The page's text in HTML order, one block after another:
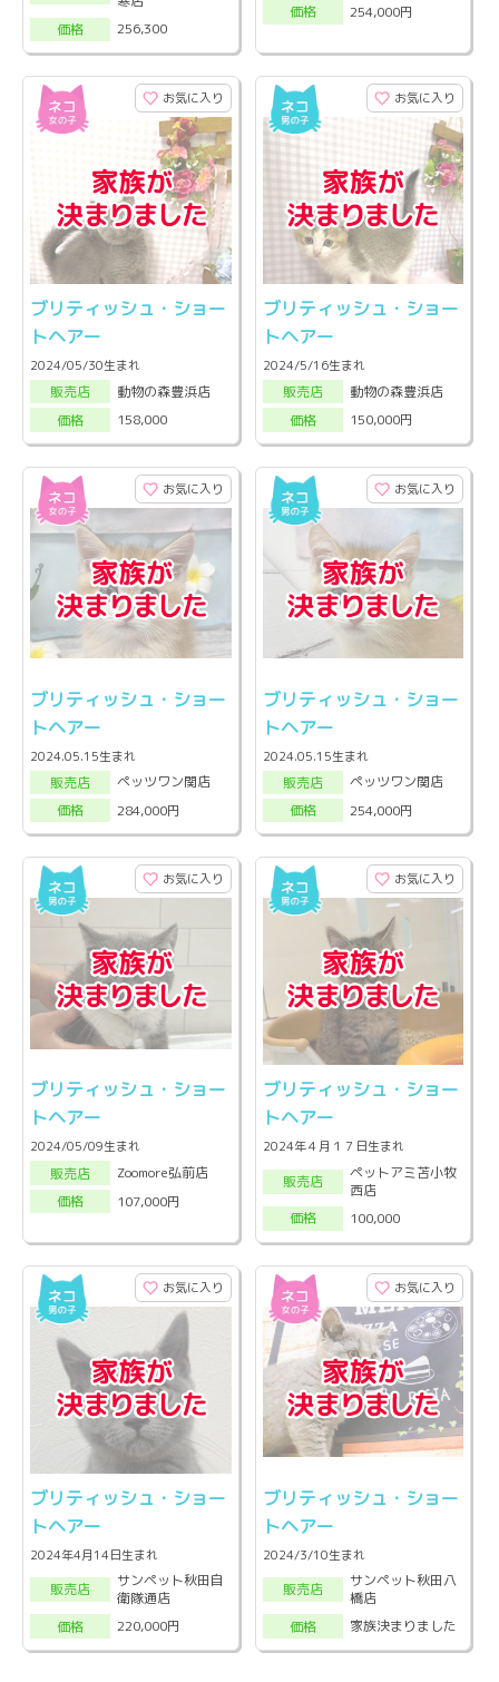
価格
256,300
価格 254,000円
お気に入り
ブリティッシュ・ショー
トヘアー
2024/05/30生まれ
販売店
動物の森豊浜店
価格
158,000
お気に入り
ブリティッシュ・ショー
トヘアー
2024/5/16生まれ
販売店
動物の森豊浜店
価格
150,000円
お気に入り
ブリティッシュ・ショー
トヘアー
2024.05.15生まれ
販売店
ペッツワン関店
価格
284,000円
お気に入り
ブリティッシュ・ショー
トヘアー
2024.05.15生まれ
販売店
ペッツワン関店
価格
254,000円
お気に入り
ブリティッシュ・ショー
トヘアー
2024/05/09生まれ
販売店
Zoomore弘前店
価格
107,000円
お気に入り
ブリティッシュ・ショー
トヘアー
2024年４月１７日生まれ
販売店
ペットアミ苫小牧
西店
価格
100,000
お気に入り
ブリティッシュ・ショー
トヘアー
2024年4月14日生まれ
販売店
サンペット秋田自
衛隊通店
価格
220,000円
お気に入り
ブリティッシュ・ショー
トヘアー
2024/3/10生まれ
販売店
サンペット秋田八
橋店
価格
家族決まりました